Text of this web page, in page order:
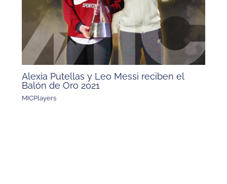
Alexia Putellas y Leo Messi reciben el
Balón de Oro 2021
MICPlayers